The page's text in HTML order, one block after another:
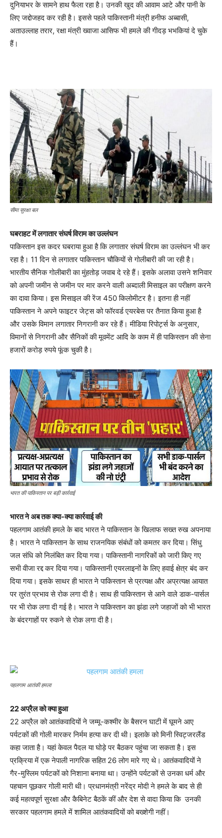
दुनियाभर के सामने हाथ फैला रहा है। उनकी खुद की आवाम आटे और पानी के
लिए जद्दोजहद कर रही है। इससे पहले पाकिस्तानी मंत्री हनीफ अब्बासी,
अताउल्लाह तरार, रक्षा मंत्री ख्वाजा आसिफ भी हमले की गीदड़ भभकियां दे चुके
हैं।
सीमा सुरक्षा बल
घबराहट में लगातार संघर्ष विराम का उल्लंघन
पाकिस्तान इस कदर घबराया हुआ है कि लगातार संघर्ष विराम का उल्लंघन भी कर
रहा है। 11 दिन से लगातार पाकिस्तान चौकियों से गोलीबारी की जा रही है।
भारतीय सैनिक गोलीबारी का मुंहतोड़ जवाब दे रहे हैं। इसके अलावा उसने शनिवार
को अपनी जमीन से जमीन पर मार करने वाली अब्दाली मिसाइल का परीक्षण करने
का दावा किया। इस मिसाइल की रेंज 450 किलोमीटर है। इतना ही नहीं
पाकिस्तान ने अपने फाइटर जेट्स को फॉरवर्ड एयरबेस पर तैनात किया हुआ है
और उसके विमान लगातार निगरानी कर रहे हैं। मीडिया रिपोर्ट्स के अनुसार,
विमानों से निगरानी और सैनिकों की मूवमेंट आदि के काम में ही पाकिस्तान की सेना
हजारों करोड़ रुपये फूंक चुकी है।
भारत की पाकिस्तान पर बड़ी कार्रवाई
भारत ने अब तक क्या-क्या कार्रवाई की
पहलगाम आतंकी हमले के बाद भारत ने पाकिस्तान के खिलाफ सख्त रुख अपनाया
है। भारत ने पाकिस्तान के साथ राजनयिक संबंधों को कमतर कर दिया। सिंधु
जल संधि को निलंबित कर दिया गया। पाकिस्तानी नागरिकों को जारी किए गए
सभी वीजा रद्द कर दिया गया। पाकिस्तानी एयरलाइनों के लिए हवाई क्षेत्र बंद कर
दिया गया। इसके साथर ही भारत ने पाकिस्तान से प्रत्यक्ष और अप्रत्यक्ष आयात
पर तुरंत प्रभाव से रोक लगा दी है। साथ ही पाकिस्तान से आने वाले डाक-पार्सल
पर भी रोक लगा दी गई है। भारत ने पाकिस्तान का झंडा लगे जहाजों को भी भारत
के बंदरगाहों पर रुकने से रोक लगा दी है।
पहलगाम आतंकी हमला
22 अप्रैल को क्या हुआ
22 अप्रैल को आतंकवादियों ने जम्मू-कश्मीर के बैसरन घाटी में घूमने आए
पर्यटकों की गोली मारकर निर्मम हत्या कर दी थी। इलाके को मिनी स्विट्जरलैंड
कहा जाता है। यहां केवल पैदल या घोड़े पर बैठकर पहुंचा जा सकता है। इस
प्रक्रिया में एक नेपाली नागरिक सहित 26 लोग मारे गए थे। आतंकवादियों ने
गैर-मुस्लिम पर्यटकों को निशाना बनाया था। उन्होंने पर्यटकों से उनका धर्म और
पहचान पूछकर गोली मारी थी। प्रधानमंत्री नरेंद्र मोदी ने हमले के बाद से ही
कई महत्वपूर्ण सुरक्षा और कैबिनेट बैठकें कीं और देश से वादा किया कि उनकी
सरकार पहलगाम हमले में शामिल आतंकवादियों को बख्शेगी नहीं।